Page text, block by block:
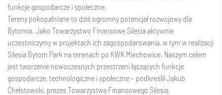
funkcje gospodarcze i społeczne.
Tereny pokopalniane to dziś ogromny potencjał rozwojowy dla
Bytomia. Jako Towarzystwo Finansowe Silesia aktywnie
uczestniczymy w projektach ich zagospodarowania, w tym w realizacji
Silesia Bytom Park na terenach po KWK Miechowice. Naszym celem
jest tworzenie nowoczesnych przestrzeni łączących funkcje
gospodarcze, technologiczne i społeczne – podkreślił Jakub
Chełstowski, prezes Towarzystwa Finansowego Silesia.